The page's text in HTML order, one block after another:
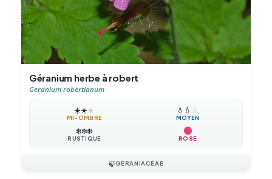
Géranium herbe à robert
Geranium robertianum
☀️☀️☀️
MI-OMBRE
💧 💧 💧
MOYEN
❄️❄️❄️
RUSTIQUE ROSE
🍃GERANIACEAE